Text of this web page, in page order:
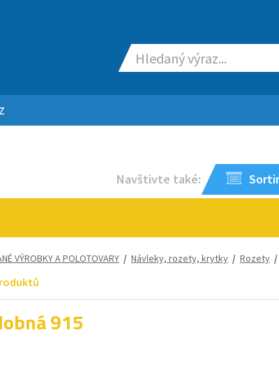
Navštivte také:
VÝROBKY A POLOTOVARY/ Návleky, rozety, krytky/ Rozety/
915